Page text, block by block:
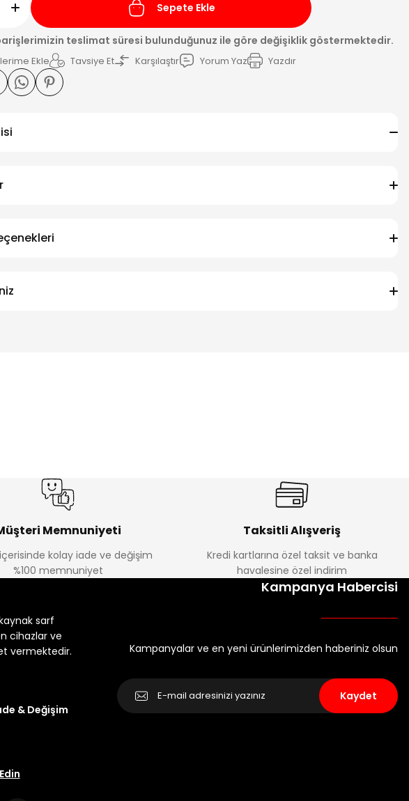
Sepete Ekle
teslimat süresi bulunduğunuz ile göre değişiklik göstermektedir.
Tavsiye Et Karşılaştır Yorum Yaz Yazdır
Memnuniyeti
kolay iade ve değişim
%100 memnuniyet
Taksitli Alışveriş
Kredi kartlarına özel taksit ve banka
havalesine özel indirim
sarf
cihazlar ve
vermektedir.
& Değişim
Kampanya Habercisi
Kampanyalar ve en yeni ürünlerimizden haberiniz olsun
Kaydet